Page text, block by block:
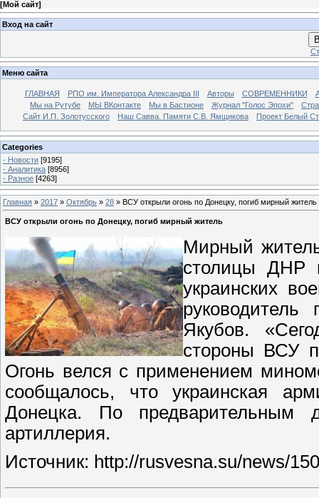
[Мой сайт]
Вход на сайт
Меню сайта
ГЛАВНАЯ РПО им. Императора Александра III Авторы СОВРЕМЕННИКИ
Мы на Рутубе
МЫ ВКонтакте Мы в Бастионе Журнал "Голос Эпохи"
Сайт И.П. Золотусского
Наш Савва. Памяти С.В. Ямщикова Проект Белый
Categories
- Новости [9195]
- Аналитика [8956]
- Разное [4263]
Главная » 2017 » Октябрь » 28 » ВСУ открыли огонь по Донецку, погиб мирный житель
ВСУ открыли огонь по Донецку, погиб мирный житель
Мирный
столицы ДНР
украинских
Якубов.
стороны ВСУ
Огонь велся с применением
сообщалось, что украинская
Донецка. По предварительным
артиллерия.
Источник: http://rusvesna.su/news/